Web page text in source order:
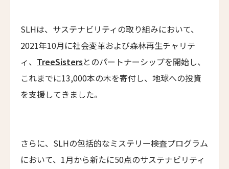
Parkhotel Egerner Höfe
カブ・ホテル・ロードス
Cabu Hotel Rhodes
メゾン・モーブリュイユ
Maison Maubreuil
アッシュダウン・パーク・ホテル&カントリークラ
ブ
SLHは、サステナビリティの取り組みにおいて、
2021年10月に社会変革および森林再生チャリテ
ィ、 TreeSistersとのパートナーシップを開始し、
これまでに13,000本の木を寄付し、地球への投資
を支援してきました。
さらに、SLHの包括的なミステリー検査プログラム
において、1月から新たに50点のサステナビリティ